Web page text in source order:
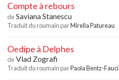
À L'AFFICHE
Compte à rebours
deSaviana Stanescu
Traduit du roumain parMirella Patureau
Oedipe à Delphes
deVlad Zografi
Traduit du roumain parPaola Bentz-Fauci